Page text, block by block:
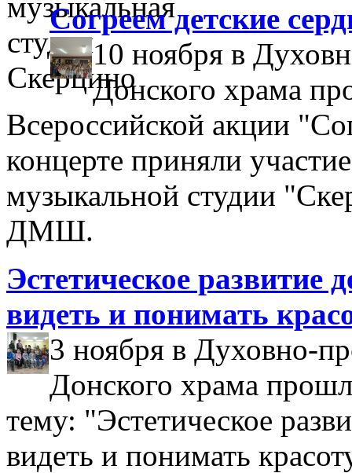
Согреем детские
10 ноября в
Донского храма
Всероссийской акции
концерте приняли
музыкальной студии
ДМШ.
Эстетическое развитие
видеть и понимать
3 ноября в Духовно-
Донского храма
тему: "Эстетическое
видеть и понимать